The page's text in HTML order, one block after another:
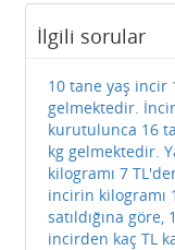
İlgili sorular
10 tane yaş incir
gelmektedir.
kurutulunca 16
kg gelmektedir.
kilogramı 7
incirin kilogramı
satıldığına göre,
incirden kaç TL